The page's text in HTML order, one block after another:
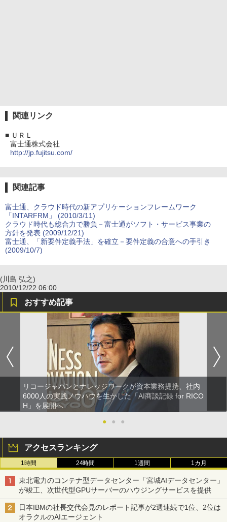
関連リンク
■ ＵＲＬ
富士通株式会社
http://jp.fujitsu.com/
関連記事
富士通、クラウド時代の新アプリケーションフレームワーク
「INTARFRM」 (2010/3/11)
クラウド時代も総合力で勝負－富士通がソフト・サービス事業の
方針を発表 (2009/12/21)
富士通、「新要件定義手法」を確立－要件定義の合意への手引き
(2009/10/7)
(川島 弘之)
2010/12/22 06:00
おすすめ記事
リコージャパンとナレッジワークが資本業務提携、社内
6000人の実践ノウハウを生かした「AI商談記録 for RICO
H」を展開へ
●
● ●
アクセスランキング
1時間 24時間 1週間 1カ月
東北電力のコンテナ型データセンター「宮城AIデータセンター」
が竣工、次世代型GPUサーバーのハウジングサービスを提供
日本IBMの社長交代会見のレポート記事が2週連続で1位、2位は
オラクルのAIエージェント